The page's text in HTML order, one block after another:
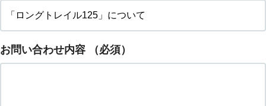
お問い合わせ内容 （必須）